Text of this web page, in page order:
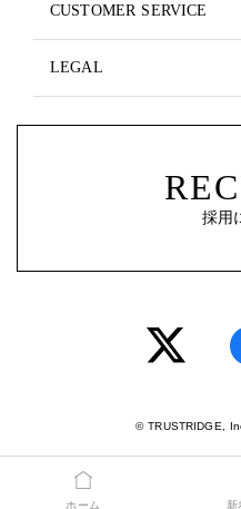
CUSTOMER SERVICE
LEGAL
採用
© TRUSTRIDGE,
ホーム 新